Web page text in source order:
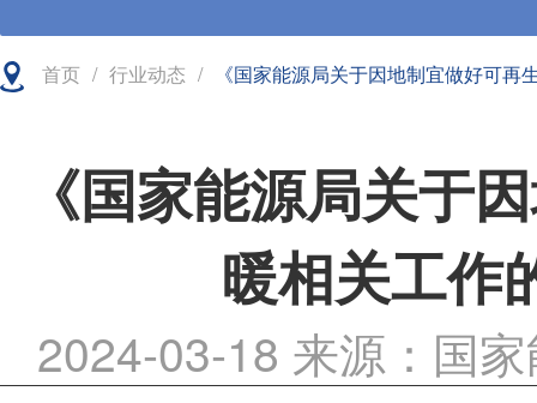
首页 / 行业动态 / 《国家能源局关于因地制宜做好可
《国家能源局关于
暖相关工作
2024-03-18 来源：国